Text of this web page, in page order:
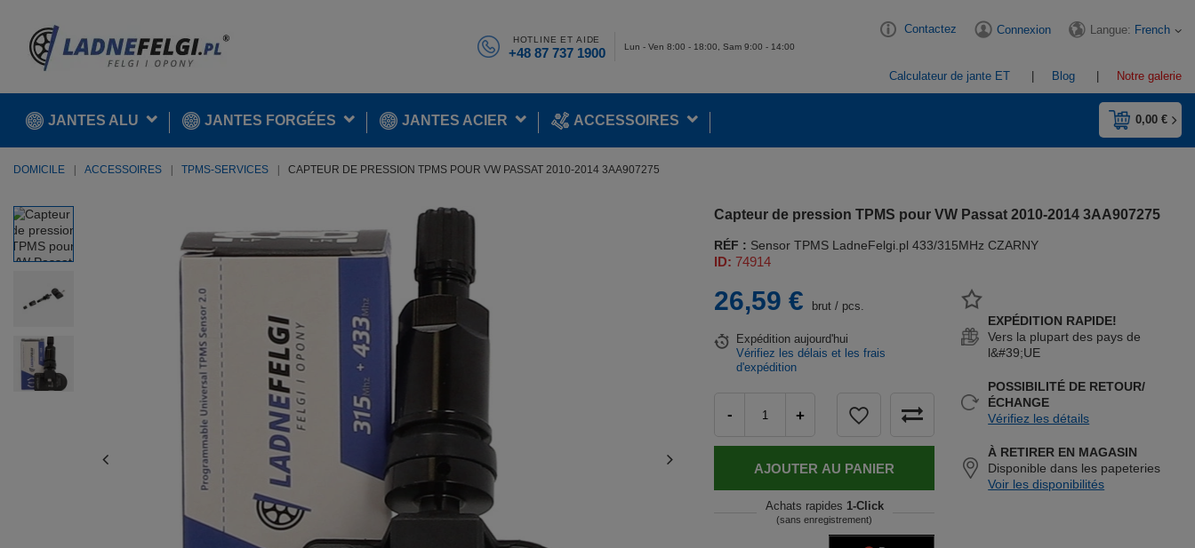
HOTLINE ET AIDE
+48 87 737 1900 Lun - Ven 8:00 - 18:00, Sam 9:00 - 14:00
Contactez Connexion Langue: French
Calculateur de jante ET Blog Notre galerie
0,00 €
JANTES ALU JANTES FORGÉES JANTES ACIER ACCESSOIRES
DOMICILE ACCESSOIRES TPMS-SERVICES CAPTEUR DE PRESSION TPMS POUR VW PASSAT 2010-2014 3AA907275
Capteur de pression TPMS pour VW Passat 2010-2014 3AA907275
RÉF : Sensor TPMS LadneFelgi.pl 433/315MHz CZARNY
ID:74914
26,59 € brut / pcs.
Expéditionaujourd'hui
Vérifiez les délais et les frais
d'expédition
- +
AJOUTER AU PANIER
Achats rapides 1-Click
(sans enregistrement)
EXPÉDITION RAPIDE!
Vers la plupart des pays de
l&#39;UE
POSSIBILITÉ DE RETOUR/
ÉCHANGE
Vérifiez les détails
À RETIRER EN MAGASIN
Disponible dans les papeteries
Voir les disponibilités